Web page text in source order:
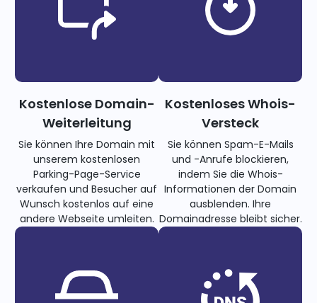
Kostenlose Domain-
Weiterleitung
Sie können Ihre Domain mit
unserem kostenlosen
Parking-Page-Service
verkaufen und Besucher auf
Wunsch kostenlos auf eine
andere Webseite umleiten.
Kostenloses Whois-
Versteck
Sie können Spam-E-Mails
und -Anrufe blockieren,
indem Sie die Whois-
Informationen der Domain
ausblenden. Ihre
Domainadresse bleibt sicher.